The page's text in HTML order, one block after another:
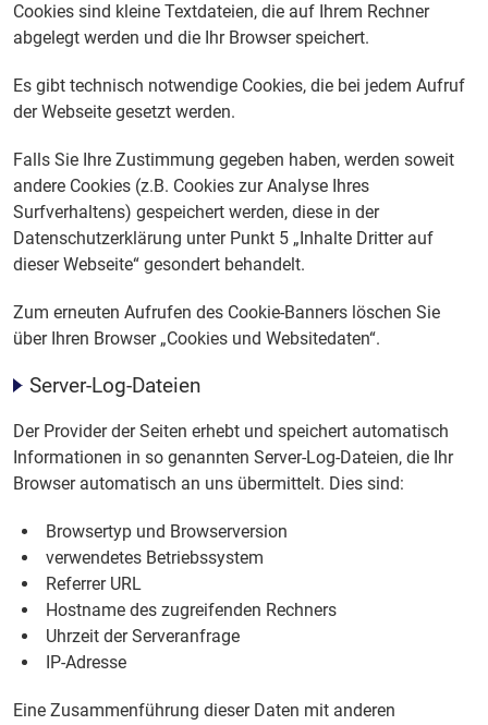
Cookies sind kleine Textdateien, die auf Ihrem Rechner
abgelegt werden und die Ihr Browser speichert.
Es gibt technisch notwendige Cookies, die bei jedem Aufruf
der Webseite gesetzt werden.
Falls Sie Ihre Zustimmung gegeben haben, werden soweit
andere Cookies (z.B. Cookies zur Analyse Ihres
Surfverhaltens) gespeichert werden, diese in der
Datenschutzerklärung unter Punkt 5 „Inhalte Dritter auf
dieser Webseite“ gesondert behandelt.
Zum erneuten Aufrufen des Cookie-Banners löschen Sie
über Ihren Browser „Cookies und Websitedaten“.
Server-Log-Dateien
Der Provider der Seiten erhebt und speichert automatisch
Informationen in so genannten Server-Log-Dateien, die Ihr
Browser automatisch an uns übermittelt. Dies sind:
Browsertyp und Browserversion
verwendetes Betriebssystem
Referrer URL
Hostname des zugreifenden Rechners
Uhrzeit der Serveranfrage
IP-Adresse
Eine Zusammenführung dieser Daten mit anderen